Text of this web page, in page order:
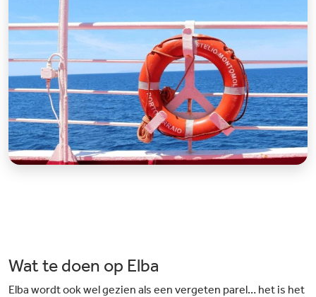
Wat te doen op Elba
Elba wordt ook wel gezien als een vergeten parel… het is het